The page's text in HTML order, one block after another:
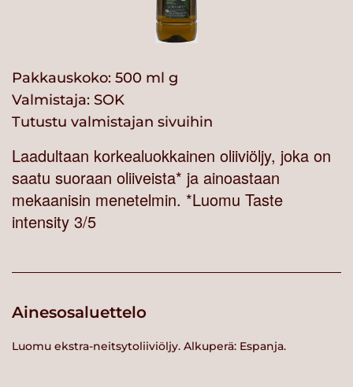
Pakkauskoko: 500 ml g
Valmistaja: SOK
Tutustu valmistajan sivuihin
Laadultaan korkealuokkainen oliiviöljy, joka on
saatu suoraan oliiveista* ja ainoastaan
mekaanisin menetelmin. *Luomu Taste
intensity 3/5
Ainesosaluettelo
Luomu ekstra-neitsytoliiviöljy. Alkuperä: Espanja.